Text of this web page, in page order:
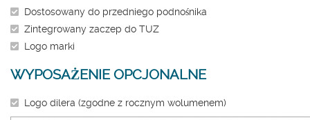
Dostosowany do przedniego podnośnika
Zintegrowany zaczep do TUZ
Logo marki
WYPOSAŻENIE OPCJONALNE
Logo dilera (zgodne z rocznym wolumenem)